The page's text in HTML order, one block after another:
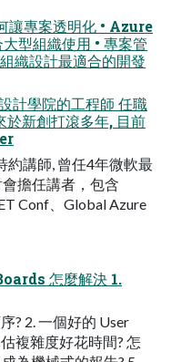
讓專案透明化 • Azure
型組織使用 • 專案管
織設計最適合的開發
學院的工程師 任職
於新創打滾多年, 目前
約講師, 曾任4年微軟最
擔任講者，包含
Conf、Global Azure
怎麼解決 1.
? 2. 一個好的 User
複雜度好花時間? 怎